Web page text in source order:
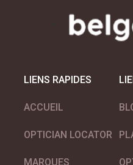
INAMI -
LIENS RAPIDES
ACCUEIL
OPTICIAN LOCATOR
MARQUES